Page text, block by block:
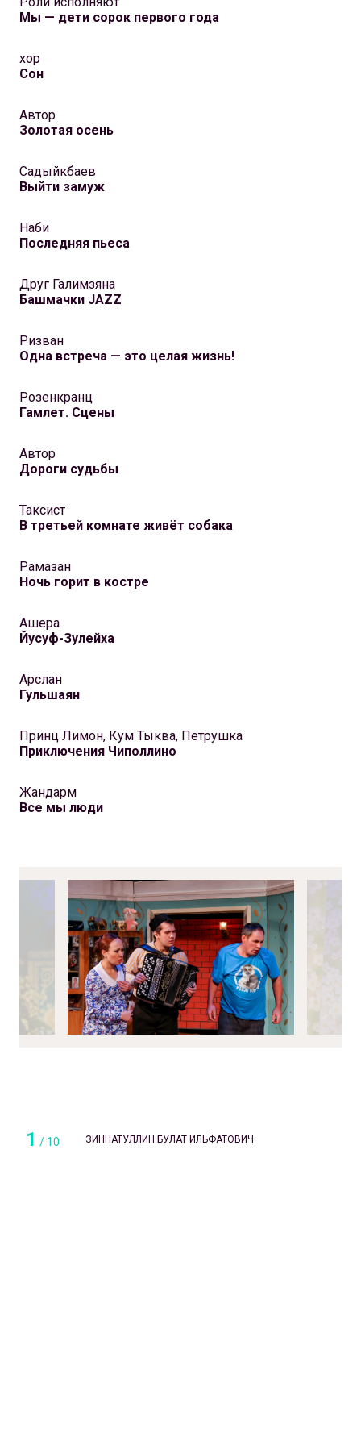
Мы — дети сорок первого года
хор
Сон
Автор
Золотая осень
Садыйкбаев
Выйти замуж
Наби
Последняя пьеса
Друг Галимзяна
Башмачки JAZZ
Ризван
Одна встреча — это целая жизнь!
Розенкранц
Гамлет. Сцены
Автор
Дороги судьбы
Таксист
В третьей комнате живёт собака
Рамазан
Ночь горит в костре
Ашера
Йусуф-Зулейха
Арслан
Гульшаян
Принц Лимон, Кум Тыква, Петрушка
Приключения Чиполлино
Жандарм
Все мы люди
1 / 10 ЗИННАТУЛЛИН БУЛАТ ИЛЬФАТОВИЧ